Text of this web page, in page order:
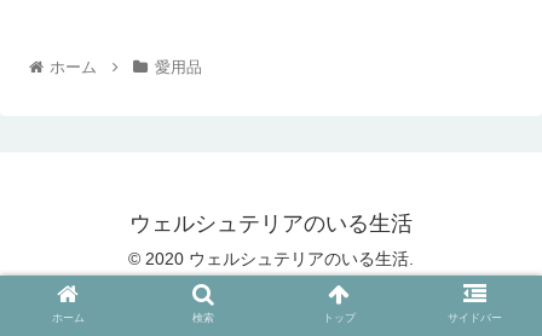
ホーム 愛用品
ウェルシュテリアのいる生活
© 2020 ウェルシュテリアのいる生活.
ホーム 検索 トップ サイドバー